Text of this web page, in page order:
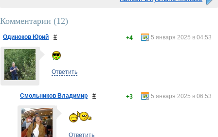
Комментарии (12)
Одиноков Юрий # 5 января 2025 в 04:53
+4
Ответить
Смольников Владимир # 5 января 2025 в 06:53
+3
Ответить